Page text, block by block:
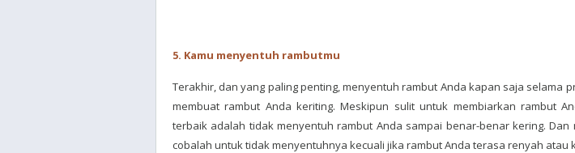
5. Kamu menyentuh rambutmu
Terakhir, dan yang paling penting, menyentuh rambut Anda kapan saja selama
membuat rambut Anda keriting. Meskipun sulit untuk membiarkan rambut
terbaik adalah tidak menyentuh rambut Anda sampai benar-benar kering. Dan
cobalah untuk tidak menyentuhnya kecuali jika rambut Anda terasa renyah atau